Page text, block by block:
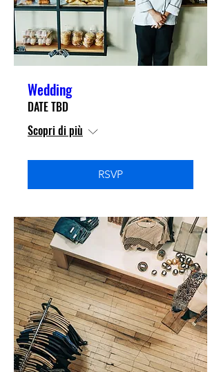
Wedding
DATE TBD
Scopri di più
RSVP